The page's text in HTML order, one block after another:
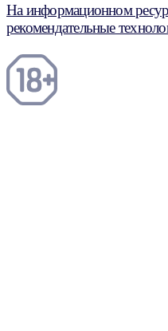
На информационном
рекомендательные